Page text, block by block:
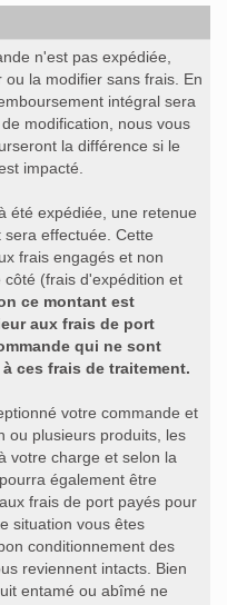
n'est pas expédiée,
la modifier sans frais. En
intégral sera
modification, nous vous
la différence si le
impacté.
été expédiée, une retenue
effectuée. Cette
frais engagés et non
(frais d'expédition et
ce montant est
aux frais de port
qui ne sont
ces frais de traitement.
votre commande et
ou plusieurs produits, les
votre charge et selon la
également être
frais de port payés pour
situation vous êtes
conditionnement des
reviennent intacts. Bien
entamé ou abîmé ne